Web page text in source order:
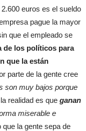
euros es el sueldo
pague la mayor
que el empleado se
de los políticos para
que la están
parte de la gente cree
son muy bajos porque
realidad es que ganan
miserable e
la gente sepa de